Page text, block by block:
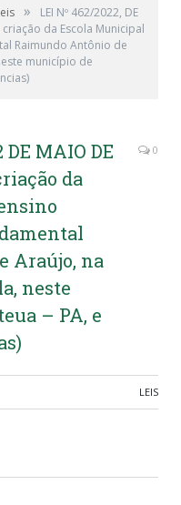
»
LEI Nº 462/2022, DE
da Escola Municipal
Raimundo Antônio de
município de
DE MAIO DE
da
Araújo, na
neste
– PA, e
0
LEIS